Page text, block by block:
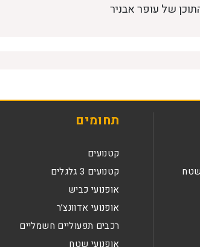
של עופר אבניר
תחומים
קטנועים
קטנועים 3 גלגלים
אופנועי כביש
אופנועי אדוונצ’ר
רכבים תפעוליים חשמליים
אופנועי שטח